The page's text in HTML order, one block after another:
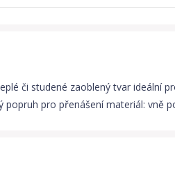
či studené zaoblený tvar ideální
pro přenášení materiál: vně